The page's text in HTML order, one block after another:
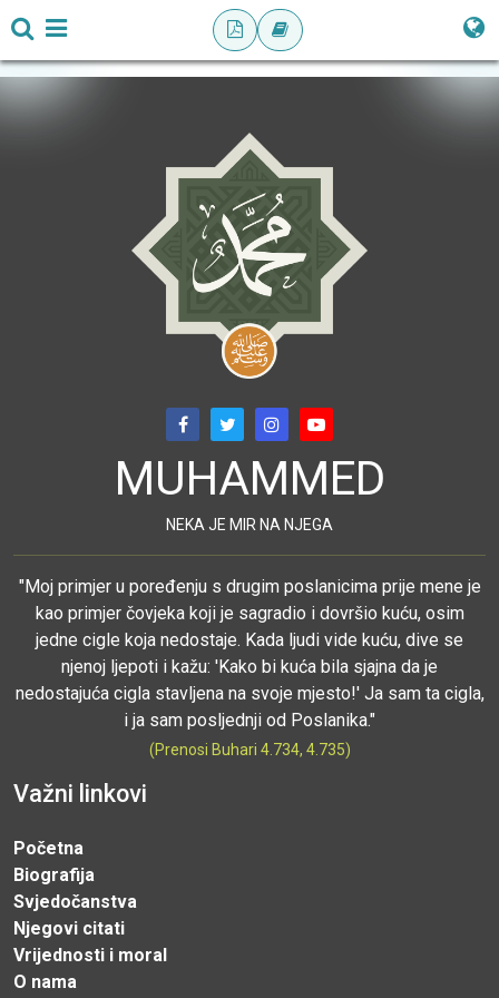
MUHAMMED
NEKA JE MIR NA NJEGA
"Moj primjer u poređenju s drugim poslanicima prije mene je
kao primjer čovjeka koji je sagradio i dovršio kuću, osim
jedne cigle koja nedostaje. Kada ljudi vide kuću, dive se
njenoj ljepoti i kažu: 'Kako bi kuća bila sjajna da je
nedostajuća cigla stavljena na svoje mjesto!' Ja sam ta cigla,
i ja sam posljednji od Poslanika."
(Prenosi Buhari 4.734, 4.735)
Važni linkovi
Početna
Biografija
Svjedočanstva
Njegovi citati
Vrijednosti i moral
O nama